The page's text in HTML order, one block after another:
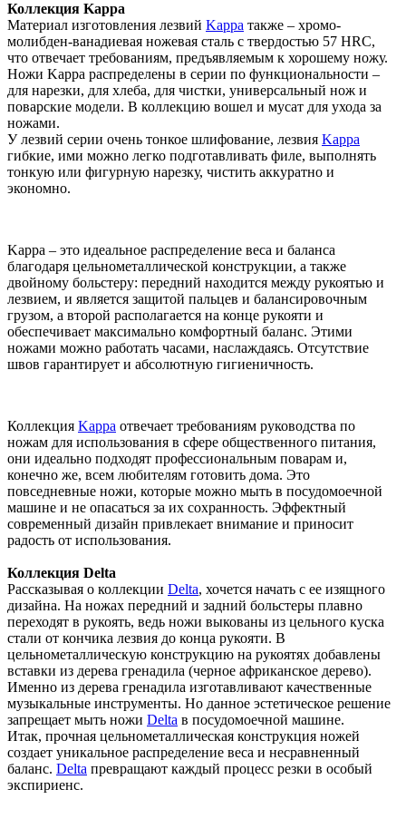
Коллекция Kappa
Материал изготовления лезвий Kappa также – хромо-
молибден-ванадиевая ножевая сталь с твердостью 57 HRC,
что отвечает требованиям, предъявляемым к хорошему ножу.
Ножи Kappa распределены в серии по функциональности –
для нарезки, для хлеба, для чистки, универсальный нож и
поварские модели. В коллекцию вошел и мусат для ухода за
ножами.
У лезвий серии очень тонкое шлифование, лезвия Kappa
гибкие, ими можно легко подготавливать филе, выполнять
тонкую или фигурную нарезку, чистить аккуратно и
экономно.
Kappa – это идеальное распределение веса и баланса
благодаря цельнометаллической конструкции, а также
двойному больстеру: передний находится между рукоятью и
лезвием, и является защитой пальцев и балансировочным
грузом, а второй располагается на конце рукояти и
обеспечивает максимально комфортный баланс. Этими
ножами можно работать часами, наслаждаясь. Отсутствие
швов гарантирует и абсолютную гигиеничность.
Коллекция Kappa отвечает требованиям руководства по
ножам для использования в сфере общественного питания,
они идеально подходят профессиональным поварам и,
конечно же, всем любителям готовить дома. Это
повседневные ножи, которые можно мыть в посудомоечной
машине и не опасаться за их сохранность. Эффектный
современный дизайн привлекает внимание и приносит
радость от использования.
Коллекция Delta
Рассказывая о коллекции Delta, хочется начать с ее изящного
дизайна. На ножах передний и задний больстеры плавно
переходят в рукоять, ведь ножи выкованы из цельного куска
стали от кончика лезвия до конца рукояти. В
цельнометаллическую конструкцию на рукоятях добавлены
вставки из дерева гренадила (черное африканское дерево).
Именно из дерева гренадила изготавливают качественные
музыкальные инструменты. Но данное эстетическое решение
запрещает мыть ножи Delta в посудомоечной машине.
Итак, прочная цельнометаллическая конструкция ножей
создает уникальное распределение веса и несравненный
баланс. Delta превращают каждый процесс резки в особый
экспириенс.